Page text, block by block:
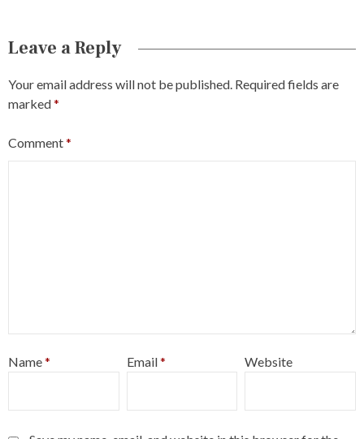
Leave a Reply
Your email address will not be published. Required fields are
marked*
Comment*
Name* Email* Website